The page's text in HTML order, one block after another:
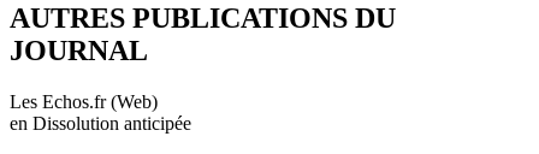
AUTRES PUBLICATIONS DU
JOURNAL
Les Echos.fr (Web)
en Dissolution anticipée